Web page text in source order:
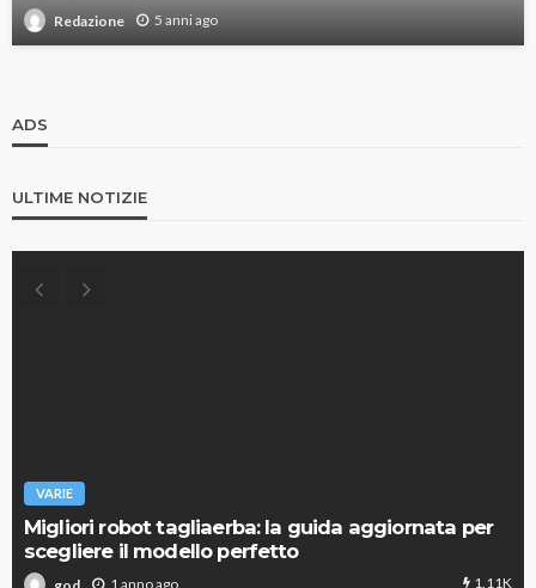
Redazione 5 anni ago
ADS
ULTIME NOTIZIE
VARIE
Migliori robot tagliaerba: la guida aggiornata per
scegliere il modello perfetto
1 anno ago 1.11K